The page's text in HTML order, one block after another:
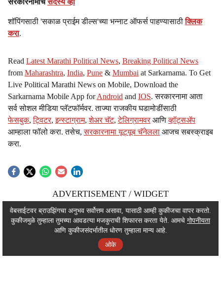
सरकारनामाचेसदस्य व्हा
शॉपिंगसाठी 'सकाळ प्राईम डील्स'च्या भन्नाट ऑफर्स पाहण्यासाठीक्लिक
करा.
Read Latest Marathi Political News, Breaking Political News
from Maharashtra, India, Pune & Mumbai at Sarkarnama. To Get
Live Political Marathi News on Mobile, Download the
Sarkarnama Mobile App forAndroid and IOS. सरकारनामा आता
सर्व सोशल मीडिया प्लॅटफॉर्मवर. ताज्या राजकीय घडामोडींसाठी
फेसबुक,ट्विटर,इन्स्टाग्राम,शेअर चॅट,टेलिग्रामवर आणिव्हॉट्सॲप
आम्हाला फॉलो करा. तसेच,सरकारनामा यूट्यूब चॅनेलला आजच सबस्क्राइब
करा.
ADVERTISEMENT / WIDGET
ADVERTISEMENT / WIDGET
ADVERTISEMENT / WIDGET
वेबसाईटवर ब्राउझिंगचा अनुभव सर्वोत्तम असावा, यासाठी आम्ही कुकीजचा वापर करतो.
कुकीजमुळे तुम्हाला तुमच्या आवडत्या मजकुराची शिफारस करता येते. आमचे गोपनीयता
आणि कुकीजसंदर्भातील धोरण तुम्हाला मान्य आहे.
ओके